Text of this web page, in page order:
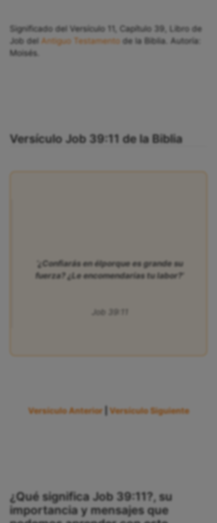
Significado del Versículo 11, Capítulo 39, Libro de
Job del Antiguo Testamento de la Biblia. Autoría:
Moisés.
Versículo Job 39:11 de la Biblia
‘¿Confiarás en élporque es grande su
fuerza? ¿Le encomendarías tu labor?’
Job 39:11
Versículo Anterior Versículo Siguiente
¿Qué significa Job 39:11?, su
importancia y mensajes que